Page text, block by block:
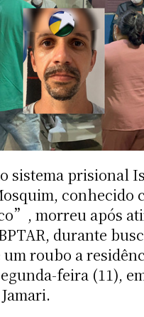
sistema prisional
conhecido
morreu após
durante
um roubo a
feira (11),